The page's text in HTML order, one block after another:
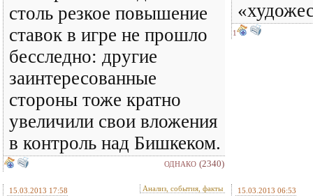
столь резкое повышение
ставок в игре не прошло
бесследно: другие
заинтересованные
стороны тоже кратно
увеличили свои вложения
в контроль над Бишкеком.
ОДНАКО (2340)
1
15.03.2013 17:58 Анализ, события, факты 15.03.2013 06:53